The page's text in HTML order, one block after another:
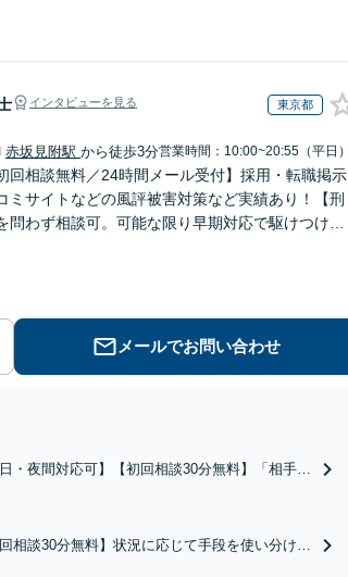
インタビューを見る 東京都
赤坂見附駅 から徒歩3分営業時間：10:00~20:55（平日）
回相談無料／24時間メール受付】採用・転職掲示
ミサイトなどの風評被害対策など実績あり！【刑
問わず相談可。可能な限り早期対応で駆けつけサ
メールでお問い合わせ
日・夜間対応可】【初回相談30分無料】「相手方
アップ／減額交渉も対応可」【完全個室対応】
回相談30分無料】状況に応じて手段を使い分け、